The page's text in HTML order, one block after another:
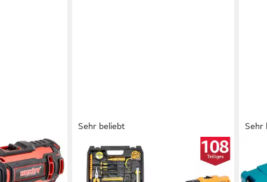
12V/1,5Ah
Nm,
Sehr beliebt
LIFEIMPREE
Akku-Bohrschrauber 21V
Akkuschrauber Set, Akkubohrer mit
Sehr